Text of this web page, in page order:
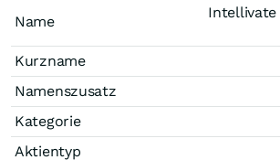
Name
Intellivate
Kurzname
Namenszusatz
Kategorie
Aktientyp